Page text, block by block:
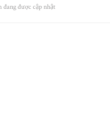
đang được cập nhật